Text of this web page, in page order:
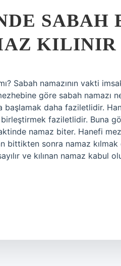
SABAH
Sabah namazının vakti
göre sabah namazı ne
başlamak daha faziletlidir.
faziletlidir. Buna
namaz biter. Hanefi
bittikten sonra namaz
ve kılınan namaz kabul